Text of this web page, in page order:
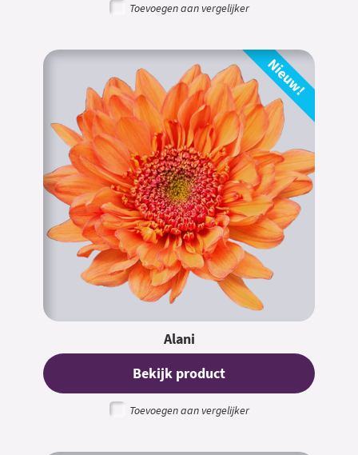
Toevoegen aan vergelijker
Nieuw!
Alani
Bekijk product
Toevoegen aan vergelijker